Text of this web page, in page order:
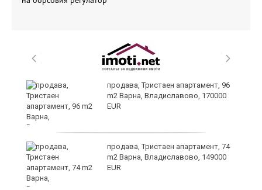
продава, Тристаен апартамент, 96
m2 Варна, Владиславово, 170000
EUR
продава, Тристаен апартамент, 74
m2 Варна, Владиславово, 149000
EUR